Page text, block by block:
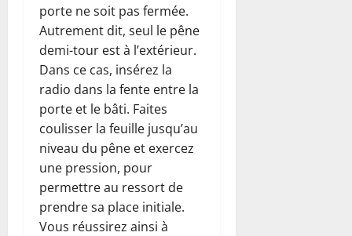
porte ne soit pas fermée.
Autrement dit, seul le pêne
demi-tour est à l’extérieur.
Dans ce cas, insérez la
radio dans la fente entre la
porte et le bâti. Faites
coulisser la feuille jusqu’au
niveau du pêne et exercez
une pression, pour
permettre au ressort de
prendre sa place initiale.
Vous réussirez ainsi à